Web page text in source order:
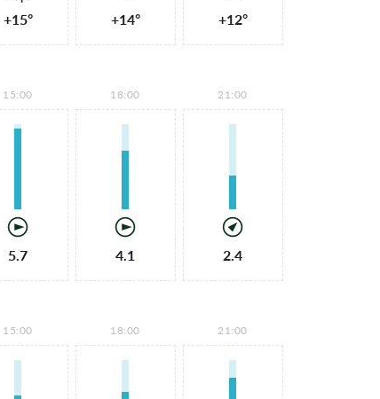
+15° +14° +12°
15:00
5.7
18:00
4.1
21:00
2.4
15:00 18:00 21:00